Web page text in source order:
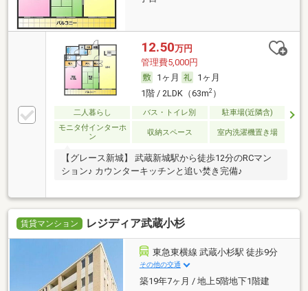
12.50万円
管理費5,000円
1ヶ月
1ヶ月
1階 / 2LDK（63m2）
二人暮らし バス・トイレ別
駐車場(近隣含)
モニタ付インターホ
ン
収納スペース 室内洗濯機置き場
【グレース新城】 武蔵新城駅から徒歩12分のRCマン
ション♪ カウンターキッチンと追い焚き完備♪
賃貸マンション レジディア武蔵小杉
東急東横線 武蔵小杉駅 徒歩9分
その他の交通
築19年7ヶ月 / 地上5階地下1階建